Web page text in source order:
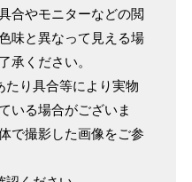
合やモニターなどの閲
味と異なって見える場
承ください。
り具合等により実物
いる場合がございま
で撮影した画像をご参